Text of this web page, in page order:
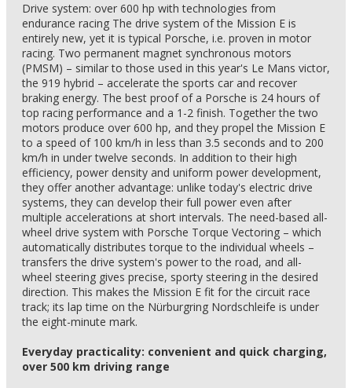
Drive system: over 600 hp with technologies from
endurance racing The drive system of the Mission E is
entirely new, yet it is typical Porsche, i.e. proven in motor
racing. Two permanent magnet synchronous motors
(PMSM) – similar to those used in this year's Le Mans victor,
the 919 hybrid – accelerate the sports car and recover
braking energy. The best proof of a Porsche is 24 hours of
top racing performance and a 1-2 finish. Together the two
motors produce over 600 hp, and they propel the Mission E
to a speed of 100 km/h in less than 3.5 seconds and to 200
km/h in under twelve seconds. In addition to their high
efficiency, power density and uniform power development,
they offer another advantage: unlike today's electric drive
systems, they can develop their full power even after
multiple accelerations at short intervals. The need-based all-
wheel drive system with Porsche Torque Vectoring – which
automatically distributes torque to the individual wheels –
transfers the drive system's power to the road, and all-
wheel steering gives precise, sporty steering in the desired
direction. This makes the Mission E fit for the circuit race
track; its lap time on the Nürburgring Nordschleife is under
the eight-minute mark.
Everyday practicality: convenient and quick charging,
over 500 km driving range